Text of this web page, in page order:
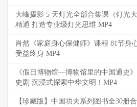
大峰摄影 5 天灯光全部合集课（灯光
精通 打造专业级灯光思维 MP4
肖然《家庭身心保健师》课程 81节身
受益终身 MP4
《假日博物馆—博物馆里的中国通史
史剧 沉浸式探索中华文明！MP4
【珍藏版】中国功夫系列图书全30册